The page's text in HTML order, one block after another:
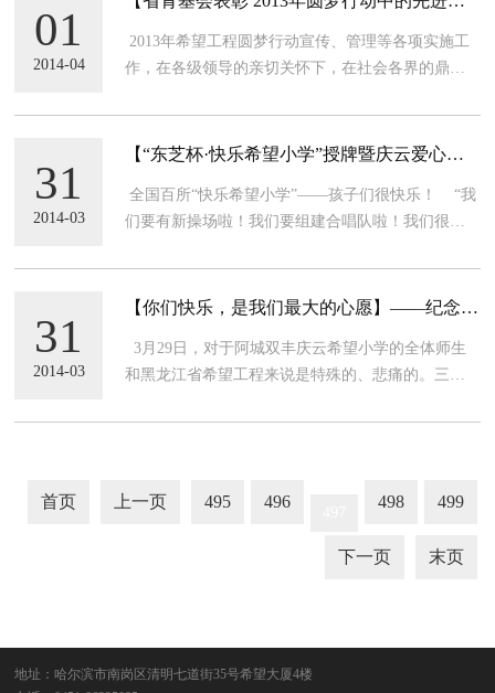
01
2014-04
体和个人】
2013年希望工程圆梦行动宣传、管理等各项实施工
作，在各级领导的亲切关怀下，在社会各界的鼎力
善款970.38万元，资助3772名品学兼优、家庭贫困的
农村大学新生顺利步入大学的校门。 &
31
2014-03
【“东芝杯·快乐希望小学”授牌暨庆云爱心操
场启动仪式】
全国百所“快乐希望小学”——孩子们很快乐！ “我
们要有新操场啦！我们要组建合唱队啦！我们很快
最最亲爱的张庆云奶奶！”这是发生在阿城双丰庆云
希望小学校
31
2014-03
【你们快乐，是我们最大的心愿】——纪念张
庆云老人逝世三周年
3月29日，对于阿城双丰庆云希望小学的全体师生
和黑龙江省希望工程来说是特殊的、悲痛的。三年
们。老人用一生的时光从事教育、关注教育；更是
首页 上一页 495 496 498 499
下一页 末页
地址：哈尔滨市南岗区清明七道街35号希望大厦4楼